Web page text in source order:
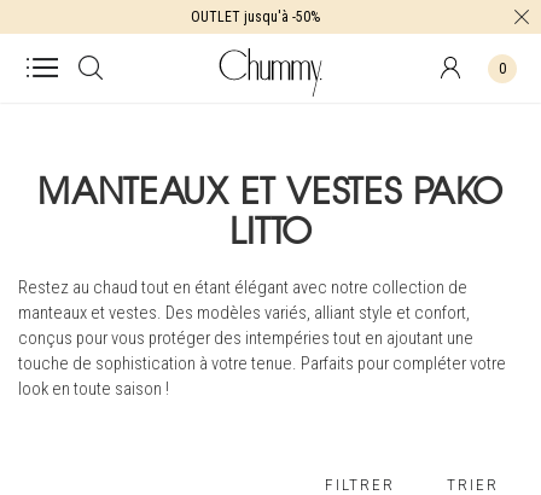
OUTLET jusqu'à -50%
0
MANTEAUX ET VESTES PAKO
LITTO
Restez au chaud tout en étant élégant avec notre collection de
manteaux et vestes. Des modèles variés, alliant style et confort,
conçus pour vous protéger des intempéries tout en ajoutant une
touche de sophistication à votre tenue. Parfaits pour compléter votre
look en toute saison !
FILTRER TRIER